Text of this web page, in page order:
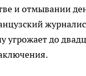
и отмывании
угрожает до